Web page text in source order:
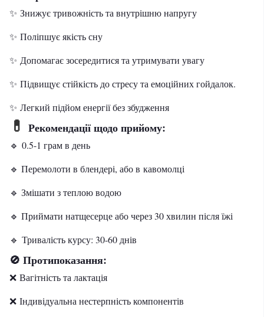
✨ Знижує тривожність та внутрішню напругу
✨ Поліпшує якість сну
✨ Допомагає зосередитися та утримувати увагу
✨ Підвищує стійкість до стресу та емоційних гойдалок.
✨ Легкий підйом енергії без збудження
💊 Рекомендації щодо прийому:
🔹 0.5-1 грам в день
🔹 Перемолоти в блендері, або в кавомолці
🔹 Змішати з теплою водою
🔹 Приймати натщесерце або через 30 хвилин після їжі
🔹 Тривалість курсу: 30-60 днів
🚫 Протипоказання:
❌ Вагітність та лактація
❌ Індивідуальна нестерпність компонентів